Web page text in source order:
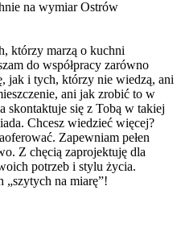
na wymiar Ostrów
którzy marzą o kuchni
do współpracy zarówno
jak i tych, którzy nie wiedzą, ani
ani jak zrobić to w
skontaktuje się z Tobą w takiej
Chcesz wiedzieć więcej?
Zapewniam pełen
Z chęcią zaprojektuję dla
potrzeb i stylu życia.
„szytych na miarę”!